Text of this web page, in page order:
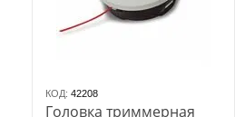
КОД: 42208
Головка триммерная